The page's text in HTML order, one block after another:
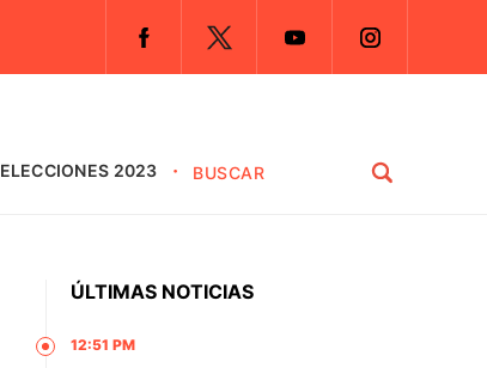
ELECCIONES 2023
ÚLTIMAS NOTICIAS
12:51 PM